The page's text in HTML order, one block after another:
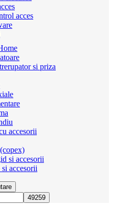
acces
si priza
accesorii
si accesorii
accesorii